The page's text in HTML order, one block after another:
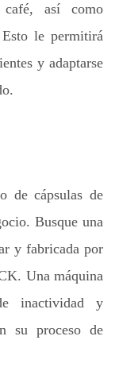
así como
le permitirá
y adaptarse
de cápsulas de
Busque una
y fabricada por
Una máquina
inactividad y
su proceso de